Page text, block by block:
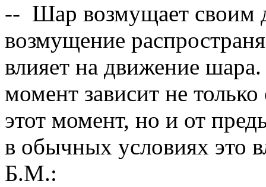
-- Шар возмущает своим
возмущение
влияет на движение
момент зависит не
этот момент, но и от
в обычных условиях это
Б.М.: